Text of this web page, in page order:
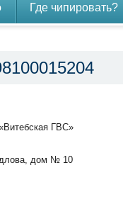
Где чипировать?
ГВС»
дом № 10